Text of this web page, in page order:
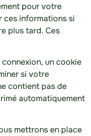
pour votre
ces informations si
plus tard. Ces
un cookie
si votre
contient pas de
automatiquement
mettrons en place